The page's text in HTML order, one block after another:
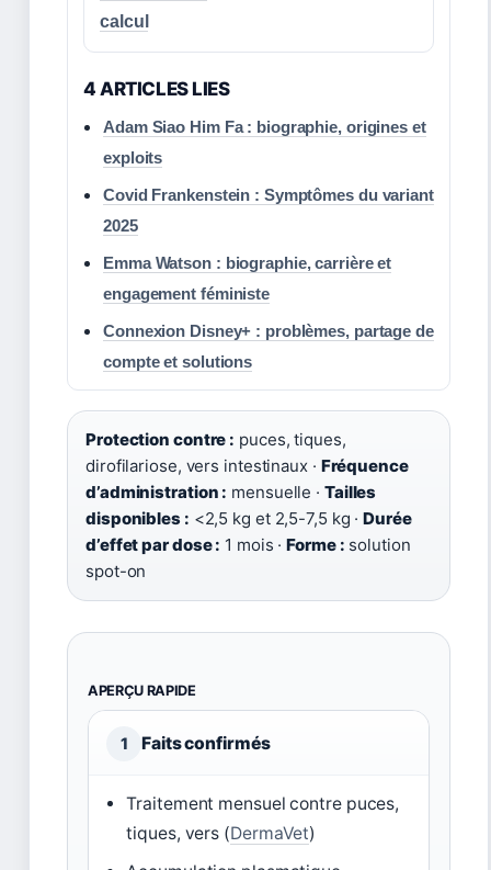
calcul
4 ARTICLES LIES
Adam Siao Him Fa : biographie, origines et
exploits
Covid Frankenstein : Symptômes du variant
2025
Emma Watson : biographie, carrière et
engagement féministe
Connexion Disney+ : problèmes, partage de
compte et solutions
Protection contre : puces, tiques,
dirofilariose, vers intestinaux · Fréquence
d’administration : mensuelle · Tailles
disponibles : <2,5 kg et 2,5-7,5 kg ·Durée
d’effet par dose : 1 mois ·Forme : solution
spot-on
APERÇU RAPIDE
1 Faits confirmés
Traitement mensuel contre puces,
tiques, vers (DermaVet)